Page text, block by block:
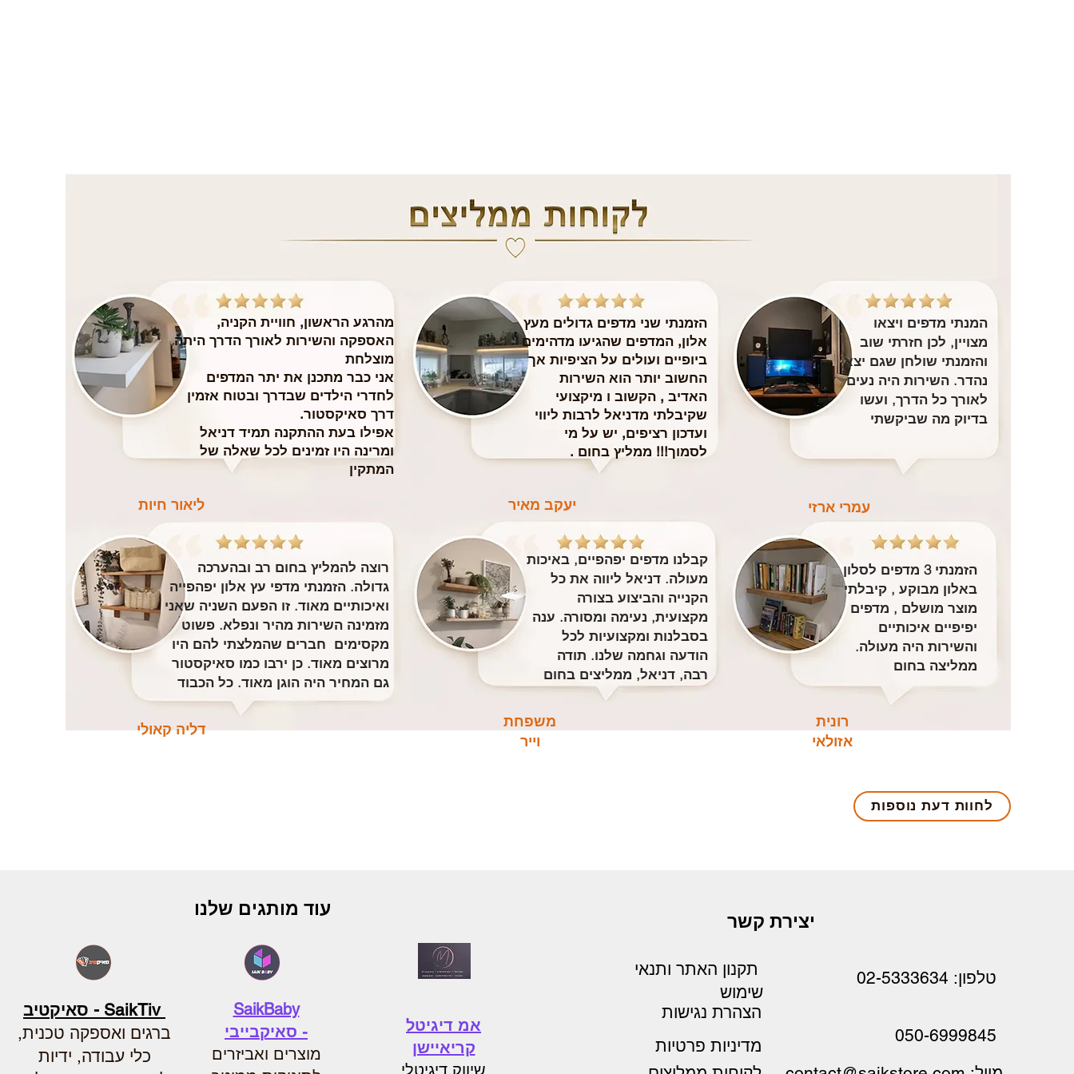
עמרי ארזי יעקב מאיר ליאור חיות
משפחת
וייר
רונית
אזולאי
דליה קאולי
המנתי מדפים ויצאו
מצויין, לכן חזרתי שוב
והזמנתי שולחן שגם יצא
נהדר. השירות היה נעים
לאורך כל הדרך, ועשו
בדיוק מה שביקשתי
הזמנתי שני מדפים גדולים מעץ
אלון, המדפים שהגיעו מדהימים
ביופיים ועולים על הציפיות אך
החשוב יותר הוא השירות
האדיב , הקשוב ו מיקצועי
שקיבלתי מדניאל לרבות ליווי
ועדכון רציפים, יש על מי
לסמוך!!! ממליץ בחום .
מהרגע הראשון, חוויית הקניה,
האספקה והשירות לאורך הדרך היתה
מוצלחת
​אני כבר מתכנן את יתר המדפים
לחדרי הילדים שבדרך ובטוח אזמין
דרך סאיקסטור.
אפילו בעת ההתקנה תמיד דניאל
ומרינה היו זמינים לכל שאלה של
המתקין
הזמנתי 3 מדפים לסלון
באלון מבוקע , קיבלתי
מוצר מושלם , מדפים
יפיפיים איכותיים
והשירות היה מעולה.
ממליצה בחום
קבלנו מדפים יפהפיים, באיכות
מעולה. דניאל ליווה את כל
הקנייה והביצוע בצורה
מקצועית, נעימה ומסורה. ענה
בסבלנות ומקצועיות לכל
הודעה וגחמה שלנו. תודה
רבה, דניאל, ממליצים בחום
רוצה להמליץ בחום רב ובהערכה
גדולה. הזמנתי מדפי עץ אלון יפהפייה
ואיכותיים מאוד. זו הפעם השניה שאני
מזמינה השירות מהיר ונפלא. פשוט
מקסימים חברים שהמלצתי להם היו
מרוצים מאוד. כן ירבו כמו סאיקסטור
גם המחיר היה הוגן מאוד. כל הכבוד
לחוות דעת נוספות
יצירת קשר
050-6999845
טלפון: 02-5333634
תקנון האתר ותנאי
שימוש
הצהרת נגישות
מדיניות פרטיות
אמ דיגיטל
קריאיישן
שיווק דיגיטלי
עוד מותגים שלנו
SaikBaby
- סאיקבייבי
מוצרים ואביזרים
SaikTiv - סאיקטיב
ברגים ואספקה טכנית,
כלי עבודה, ידיות